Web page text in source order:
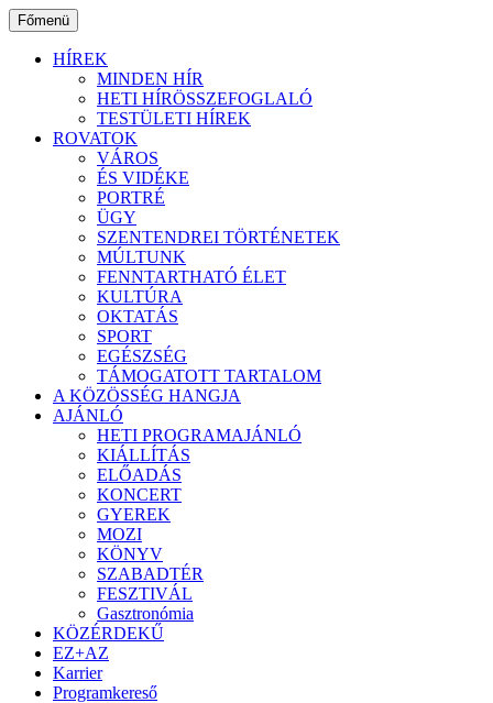
Ugrás
a
tartalomhoz
Főmenü
HÍREK
MINDEN HÍR
HETI HÍRÖSSZEFOGLALÓ
TESTÜLETI HÍREK
ROVATOK
VÁROS
ÉS VIDÉKE
PORTRÉ
ÜGY
SZENTENDREI TÖRTÉNETEK
MÚLTUNK
FENNTARTHATÓ ÉLET
KULTÚRA
OKTATÁS
SPORT
EGÉSZSÉG
TÁMOGATOTT TARTALOM
A KÖZÖSSÉG HANGJA
AJÁNLÓ
HETI PROGRAMAJÁNLÓ
KIÁLLÍTÁS
ELŐADÁS
KONCERT
GYEREK
MOZI
KÖNYV
SZABADTÉR
FESZTIVÁL
Gasztronómia
KÖZÉRDEKŰ
EZ+AZ
Karrier
Programkereső